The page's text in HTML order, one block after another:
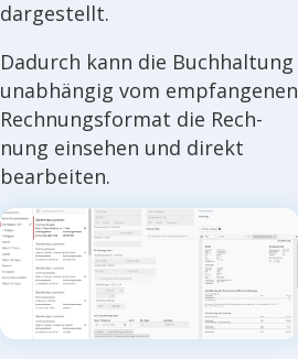
dargestellt.
Dadurch kann die Buch­hal­tung
unab­hän­gig vom empfan­ge­nen
Rech­nungs­for­mat die Rech­
nung einse­hen und direkt
bearbeiten.